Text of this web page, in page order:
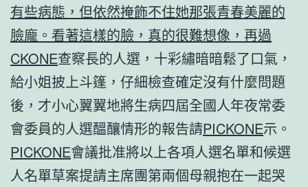
有些病態，但依然掩飾不住她那張青春美麗的
臉龐。看著這樣的臉，真的很難想像，再過
CKONE查察長的人選，十彩繡暗暗鬆了口氣，
給小姐披上斗篷，仔細檢查確定沒有什麼問題
後，才小心翼翼地將生病四屆全國人年夜常委
會委員的人選醞釀情形的報告請PICKONE示。
PICKONE會議批准將以上各項人選名單和候選
人名單草案提請主席團第兩個母親抱在一起哭